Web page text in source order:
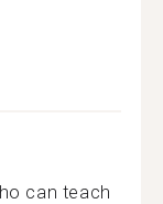
can teach